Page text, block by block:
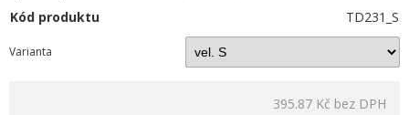
Kód produktu
TD231_S
Varianta
395.87 Kč bez DPH